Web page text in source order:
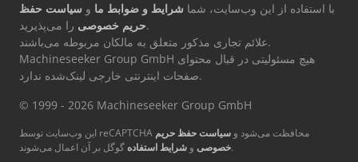
با استفاده از این وب‌سایت، شما شرایط و ضوابط ما و سیاست حفظ
حریم خصوصیرا می‌پذیرید.
علائم تجاری مذکور متعلق به مالکان مربوطه می‌باشند.
Machineseeker Group GmbH هیچ مسئولیتی در قبال محتوای
صفحات اینترنتی خارجی لینک‌شده ندارد.
© 1999 - 2026 Machineseeker Group GmbH
این وب‌سایت توسط reCAPTCHA محافظت می‌شود و سیاست حفظ حریم
خصوصی و شرایط استفاده گوگل بر آن اعمال می‌شوند.